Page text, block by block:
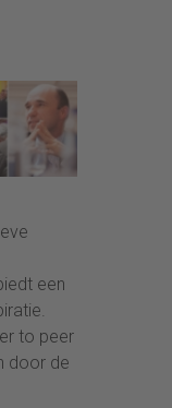
een
to peer
door de